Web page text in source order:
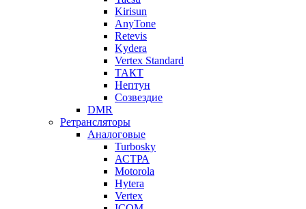
Kirisun
AnyTone
Retevis
Kydera
Vertex Standard
ТАКТ
Нептун
Созвездие
DMR
Ретрансляторы
Аналоговые
Turbosky
АСТРА
Motorola
Hytera
Vertex